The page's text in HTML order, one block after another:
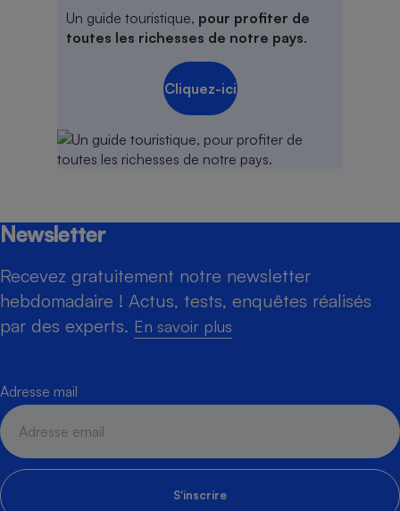
Un guide touristique, pour profiter de
toutes les richesses de notre pays.
Cliquez-ici
Newsletter
Recevez gratuitement notre newsletter
hebdomadaire ! Actus, tests, enquêtes réalisés
par des experts. En savoir plus
Adresse mail
S'inscrire